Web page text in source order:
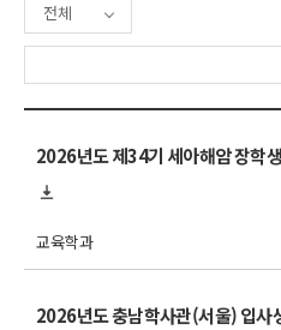
전체
2026년도 제34기 세아해암 장학
교육학과
2026년도 충남학사관(서울) 입사